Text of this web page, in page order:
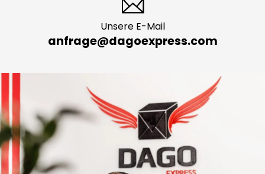
Unsere E-Mail
anfrage@dagoexpress.com